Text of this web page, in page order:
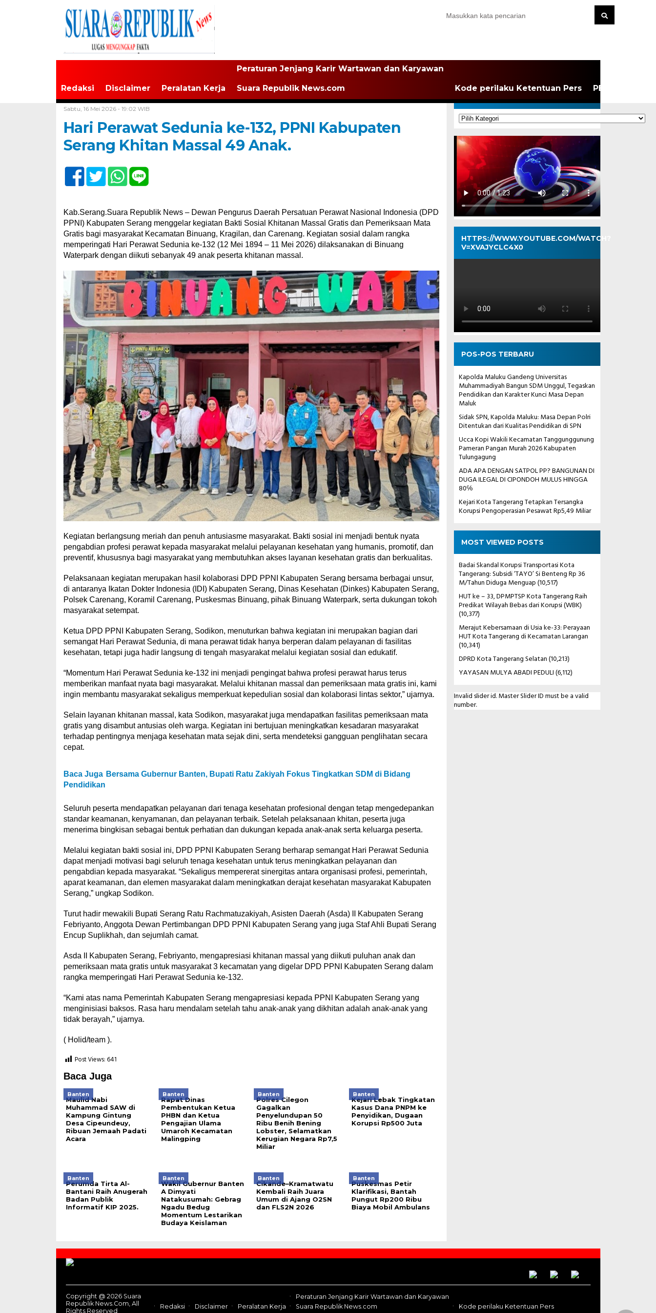
Redaksi Disclaimer Peralatan Kerja
Peraturan Jenjang Karir Wartawan dan Karyawan
Suara Republik News.com Kode perilaku Ketentuan Pers PEDOMAN
Sabtu, 16 Mei 2026 - 19:02 WIB
Hari Perawat Sedunia ke-132, PPNI Kabupaten
Serang Khitan Massal 49 Anak.
Kab.Serang.Suara Republik News – Dewan Pengurus Daerah Persatuan Perawat Nasional Indonesia (DPD
PPNI) Kabupaten Serang menggelar kegiatan Bakti Sosial Khitanan Massal Gratis dan Pemeriksaan Mata
Gratis bagi masyarakat Kecamatan Binuang, Kragilan, dan Carenang. Kegiatan sosial dalam rangka
memperingati Hari Perawat Sedunia ke-132 (12 Mei 1894 – 11 Mei 2026) dilaksanakan di Binuang
Waterpark dengan diikuti sebanyak 49 anak peserta khitanan massal.
Kegiatan berlangsung meriah dan penuh antusiasme masyarakat. Bakti sosial ini menjadi bentuk nyata
pengabdian profesi perawat kepada masyarakat melalui pelayanan kesehatan yang humanis, promotif, dan
preventif, khususnya bagi masyarakat yang membutuhkan akses layanan kesehatan gratis dan berkualitas.
Pelaksanaan kegiatan merupakan hasil kolaborasi DPD PPNI Kabupaten Serang bersama berbagai unsur,
di antaranya Ikatan Dokter Indonesia (IDI) Kabupaten Serang, Dinas Kesehatan (Dinkes) Kabupaten Serang,
Polsek Carenang, Koramil Carenang, Puskesmas Binuang, pihak Binuang Waterpark, serta dukungan tokoh
masyarakat setempat.
Ketua DPD PPNI Kabupaten Serang, Sodikon, menuturkan bahwa kegiatan ini merupakan bagian dari
semangat Hari Perawat Sedunia, di mana perawat tidak hanya berperan dalam pelayanan di fasilitas
kesehatan, tetapi juga hadir langsung di tengah masyarakat melalui kegiatan sosial dan edukatif.
“Momentum Hari Perawat Sedunia ke-132 ini menjadi pengingat bahwa profesi perawat harus terus
memberikan manfaat nyata bagi masyarakat. Melalui khitanan massal dan pemeriksaan mata gratis ini, kami
ingin membantu masyarakat sekaligus memperkuat kepedulian sosial dan kolaborasi lintas sektor,” ujarnya.
Selain layanan khitanan massal, kata Sodikon, masyarakat juga mendapatkan fasilitas pemeriksaan mata
gratis yang disambut antusias oleh warga. Kegiatan ini bertujuan meningkatkan kesadaran masyarakat
terhadap pentingnya menjaga kesehatan mata sejak dini, serta mendeteksi gangguan penglihatan secara
cepat.
Baca Juga Bersama Gubernur Banten, Bupati Ratu Zakiyah Fokus Tingkatkan SDM di Bidang
Pendidikan
Seluruh peserta mendapatkan pelayanan dari tenaga kesehatan profesional dengan tetap mengedepankan
standar keamanan, kenyamanan, dan pelayanan terbaik. Setelah pelaksanaan khitan, peserta juga
menerima bingkisan sebagai bentuk perhatian dan dukungan kepada anak-anak serta keluarga peserta.
Melalui kegiatan bakti sosial ini, DPD PPNI Kabupaten Serang berharap semangat Hari Perawat Sedunia
dapat menjadi motivasi bagi seluruh tenaga kesehatan untuk terus meningkatkan pelayanan dan
pengabdian kepada masyarakat. “Sekaligus mempererat sinergitas antara organisasi profesi, pemerintah,
aparat keamanan, dan elemen masyarakat dalam meningkatkan derajat kesehatan masyarakat Kabupaten
Serang,” ungkap Sodikon.
Turut hadir mewakili Bupati Serang Ratu Rachmatuzakiyah, Asisten Daerah (Asda) II Kabupaten Serang
Febriyanto, Anggota Dewan Pertimbangan DPD PPNI Kabupaten Serang yang juga Staf Ahli Bupati Serang
Encup Suplikhah, dan sejumlah camat.
Asda II Kabupaten Serang, Febriyanto, mengapresiasi khitanan massal yang diikuti puluhan anak dan
pemeriksaan mata gratis untuk masyarakat 3 kecamatan yang digelar DPD PPNI Kabupaten Serang dalam
rangka memperingati Hari Perawat Sedunia ke-132.
“Kami atas nama Pemerintah Kabupaten Serang mengapresiasi kepada PPNI Kabupaten Serang yang
menginisiasi baksos. Rasa haru mendalam setelah tahu anak-anak yang dikhitan adalah anak-anak yang
tidak berayah,” ujarnya.
( Holid/team ).
Post Views:641
Baca Juga
Banten
Maulid Nabi
Muhammad SAW di
Kampung Gintung
Desa Cipeundeuy,
Ribuan Jemaah Padati
Acara
Banten
Rapat Dinas
Pembentukan Ketua
PHBN dan Ketua
Pengajian Ulama
Umaroh Kecamatan
Malingping
Banten
Polres Cilegon
Gagalkan
Penyelundupan 50
Ribu Benih Bening
Lobster, Selamatkan
Kerugian Negara Rp7,5
Miliar
Banten
Kejari Lebak Tingkatan
Kasus Dana PNPM ke
Penyidikan, Dugaan
Korupsi Rp500 Juta
Banten
Perumda Tirta Al-
Bantani Raih Anugerah
Badan Publik
Informatif KIP 2025.
Banten
Wakil Gubernur Banten
A Dimyati
Natakusumah: Gebrag
Ngadu Bedug
Momentum Lestarikan
Budaya Keislaman
Banten
Cikande–Kramatwatu
Kembali Raih Juara
Umum di Ajang O2SN
dan FLS2N 2026
Banten
Puskesmas Petir
Klarifikasi, Bantah
Pungut Rp200 Ribu
Biaya Mobil Ambulans
KATEGORI
Kategori
HTTPS://WWW.YOUTUBE.COM/WATCH?
V=XVAJYCLC4X0
POS-POS TERBARU
Kapolda Maluku Gandeng Universitas
Muhammadiyah Bangun SDM Unggul, Tegaskan
Pendidikan dan Karakter Kunci Masa Depan
Maluk
Sidak SPN, Kapolda Maluku: Masa Depan Polri
Ditentukan dari Kualitas Pendidikan di SPN
Ucca Kopi Wakili Kecamatan Tanggunggunung
Pameran Pangan Murah 2026 Kabupaten
Tulungagung
ADA APA DENGAN SATPOL PP? BANGUNAN DI
DUGA ILEGAL DI CIPONDOH MULUS HINGGA
80℅
Kejari Kota Tangerang Tetapkan Tersangka
Korupsi Pengoperasian Pesawat Rp5,49 Miliar
MOST VIEWED POSTS
Badai Skandal Korupsi Transportasi Kota
Tangerang: Subsidi ‘TAYO’ Si Benteng Rp 36
M/Tahun Diduga Menguap(10,517)
HUT ke – 33, DPMPTSP Kota Tangerang Raih
Predikat Wilayah Bebas dari Korupsi (WBK)
(10,377)
Merajut Kebersamaan di Usia ke-33: Perayaan
HUT Kota Tangerang di Kecamatan Larangan
(10,341)
DPRD Kota Tangerang Selatan(10,213)
YAYASAN MULYA ABADI PEDULI(6,112)
Invalid slider id. Master Slider ID must be a valid
number.
Copyright @ 2026 Suara
Republik News.Com, All
Rights Reserved
Redaksi Disclaimer Peralatan Kerja
Peraturan Jenjang Karir Wartawan dan Karyawan
Suara Republik News.com
Kode perilaku Ketentuan Pers